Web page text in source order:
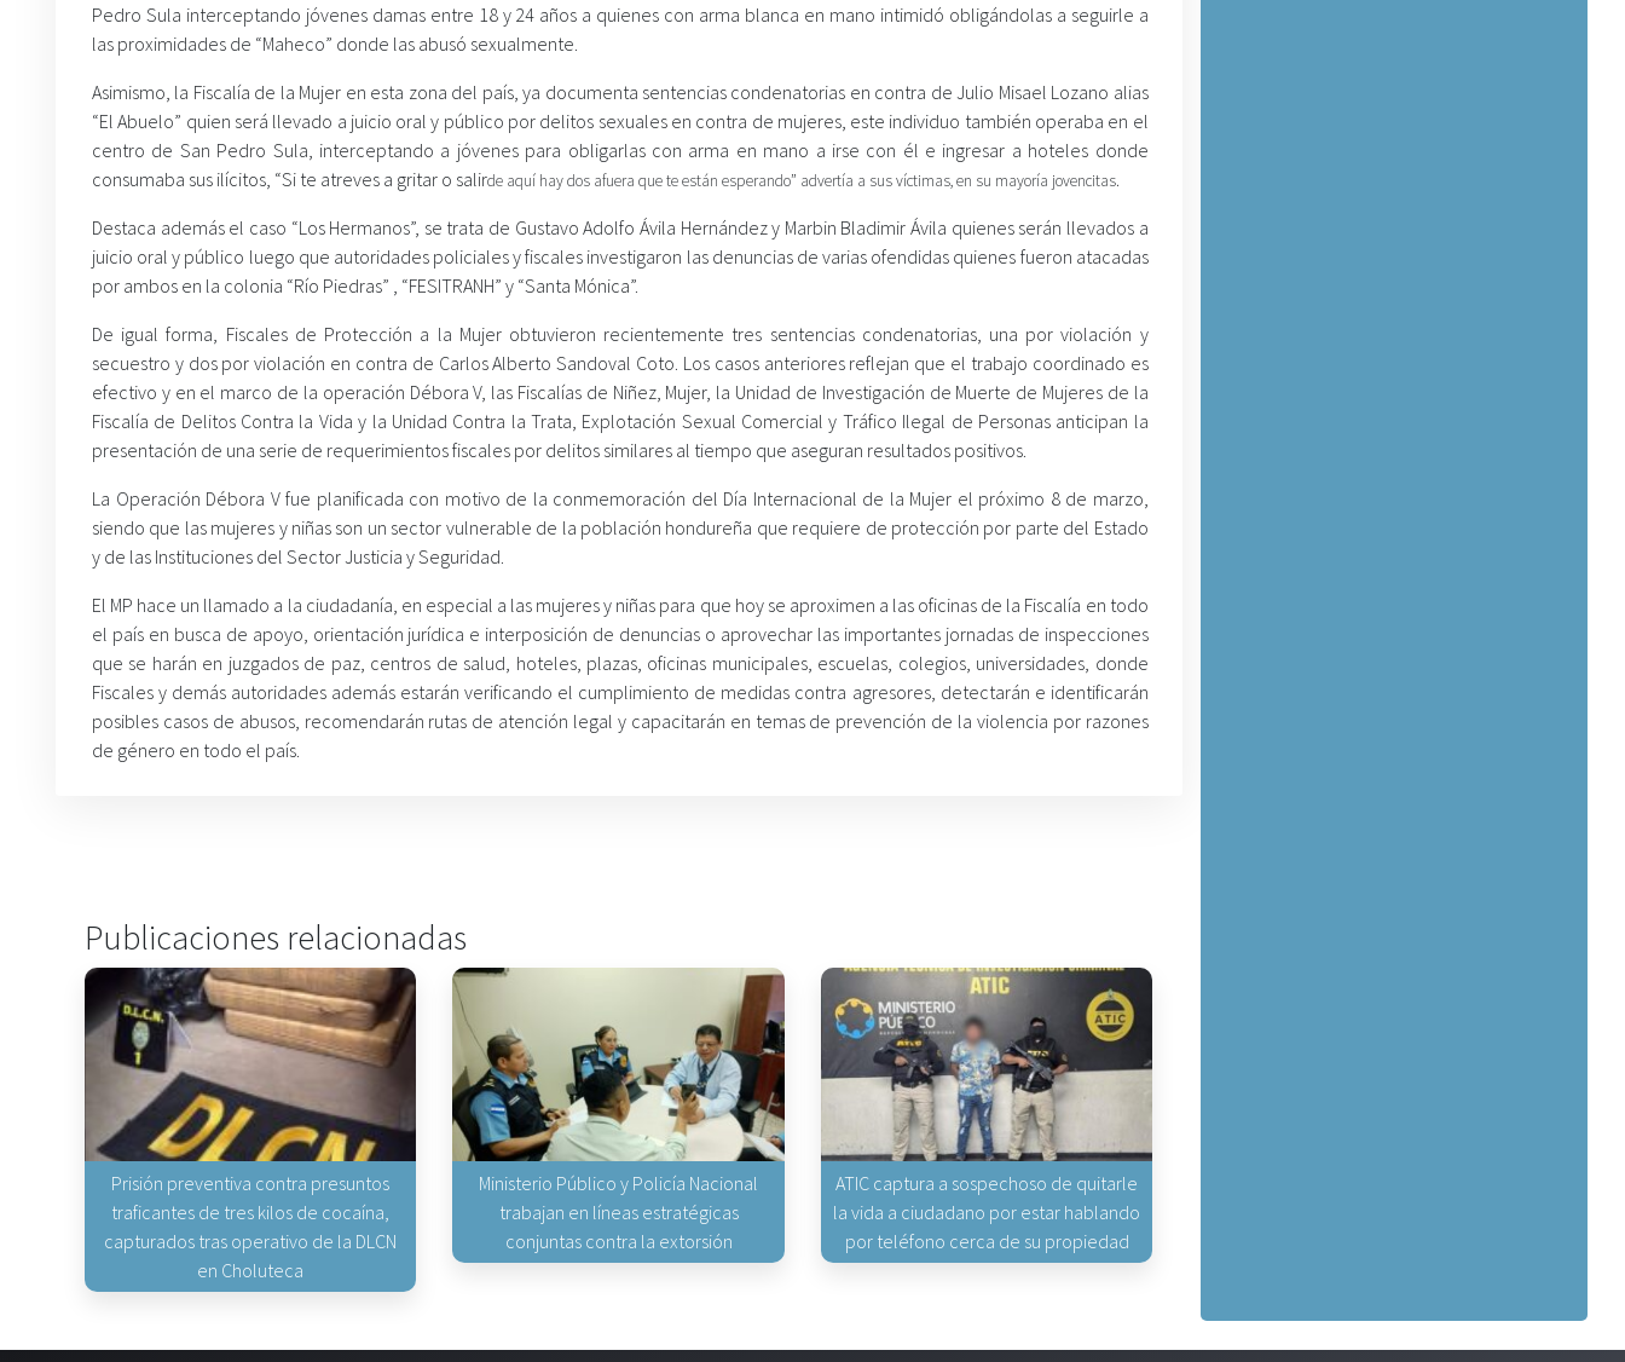
Pedro Sula interceptando jóvenes damas entre 18 y 24 años a quienes con arma blanca en mano intimidó obligándolas a seguirle a
las proximidades de “Maheco” donde las abusó sexualmente.
Asimismo, la Fiscalía de la Mujer en esta zona del país, ya documenta sentencias condenatorias en contra de Julio Misael Lozano alias
“El Abuelo” quien será llevado a juicio oral y público por delitos sexuales en contra de mujeres, este individuo también operaba en el
centro de San Pedro Sula, interceptando a jóvenes para obligarlas con arma en mano a irse con él e ingresar a hoteles donde
consumaba sus ilícitos, “Si te atreves a gritar o salirde aquí hay dos afuera que te están esperando” advertía a sus víctimas, en su mayoría jovencitas.
Destaca además el caso “Los Hermanos”, se trata de Gustavo Adolfo Ávila Hernández y Marbin Bladimir Ávila quienes serán llevados a
juicio oral y público luego que autoridades policiales y fiscales investigaron las denuncias de varias ofendidas quienes fueron atacadas
por ambos en la colonia “Río Piedras” , “FESITRANH” y “Santa Mónica”.
De igual forma, Fiscales de Protección a la Mujer obtuvieron recientemente tres sentencias condenatorias, una por violación y
secuestro y dos por violación en contra de Carlos Alberto Sandoval Coto. Los casos anteriores reflejan que el trabajo coordinado es
efectivo y en el marco de la operación Débora V, las Fiscalías de Niñez, Mujer, la Unidad de Investigación de Muerte de Mujeres de la
Fiscalía de Delitos Contra la Vida y la Unidad Contra la Trata, Explotación Sexual Comercial y Tráfico Ilegal de Personas anticipan la
presentación de una serie de requerimientos fiscales por delitos similares al tiempo que aseguran resultados positivos.
La Operación Débora V fue planificada con motivo de la conmemoración del Día Internacional de la Mujer el próximo 8 de marzo,
siendo que las mujeres y niñas son un sector vulnerable de la población hondureña que requiere de protección por parte del Estado
y de las Instituciones del Sector Justicia y Seguridad.
El MP hace un llamado a la ciudadanía, en especial a las mujeres y niñas para que hoy se aproximen a las oficinas de la Fiscalía en todo
el país en busca de apoyo, orientación jurídica e interposición de denuncias o aprovechar las importantes jornadas de inspecciones
que se harán en juzgados de paz, centros de salud, hoteles, plazas, oficinas municipales, escuelas, colegios, universidades, donde
Fiscales y demás autoridades además estarán verificando el cumplimiento de medidas contra agresores, detectarán e identificarán
posibles casos de abusos, recomendarán rutas de atención legal y capacitarán en temas de prevención de la violencia por razones
de género en todo el país.
Publicaciones relacionadas
Prisión preventiva contra presuntos
traficantes de tres kilos de cocaína,
capturados tras operativo de la DLCN
en Choluteca
Ministerio Público y Policía Nacional
trabajan en líneas estratégicas
conjuntas contra la extorsión
ATIC captura a sospechoso de quitarle
la vida a ciudadano por estar hablando
por teléfono cerca de su propiedad